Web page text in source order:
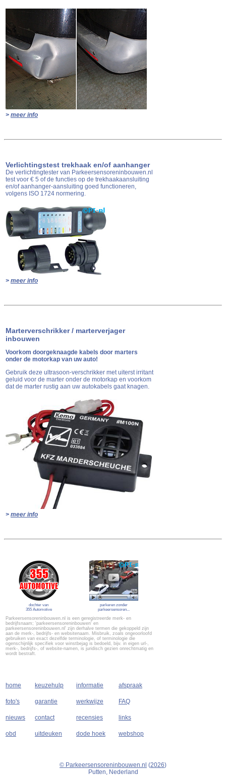
> meer info
Verlichtingstest trekhaak en/of aanhanger
De verlichtingtester van Parkeersensoreninbouwen.nl
test voor € 5 of de functies op de trekhaakaansluiting
en/of aanhanger-aansluiting goed functioneren,
volgens ISO 1724 normering.
> meer info
Marterverschrikker / marterverjager
inbouwen
Voorkom doorgeknaagde kabels door marters
onder de motorkap van uw auto!
Gebruik deze ultrasoon-verschrikker met uiterst irritant
geluid voor de marter onder de motorkap en voorkom
dat de marter rustig aan uw autokabels gaat knagen.
> meer info
dochter van
355 Automotive
parkeren zonder
parkeersensoren...
Parkeersensoreninbouwen.nl is een geregistreerde merk- en
bedrijfsnaam; 'parkeersensoreninbouwen' en
parkeersensoreninbouwen.nl' zijn derhalve termen die gekoppeld zijn
aan de merk-, bedrijfs- en websitenaam. Misbruik, zoals ongeoorloofd
gebruiken van exact dezelfde terminologie, of terminologie die
ogenschijnlijk specifiek voor winstbejag is bedoeld, bijv. in eigen url-,
merk-, bedrijfs-, of website-namen, is juridisch gezien onrechtmatig en
wordt bestraft.
home keuzehulp informatie afspraak
foto's garantie werkwijze FAQ
nieuws contact recensies links
obd uitdeuken dode hoek webshop
© Parkeersensoreninbouwen.nl (2026)
Putten, Nederland